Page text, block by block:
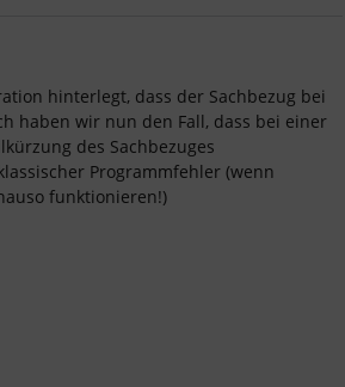
hinterlegt, dass der Sachbezug bei
haben wir nun den Fall, dass bei einer
des Sachbezuges
Programmfehler (wenn
funktionieren!)